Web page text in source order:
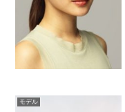
モデル